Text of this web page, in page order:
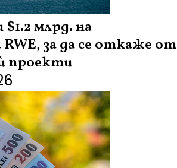
млрд. на
за да се откаже от
проекти